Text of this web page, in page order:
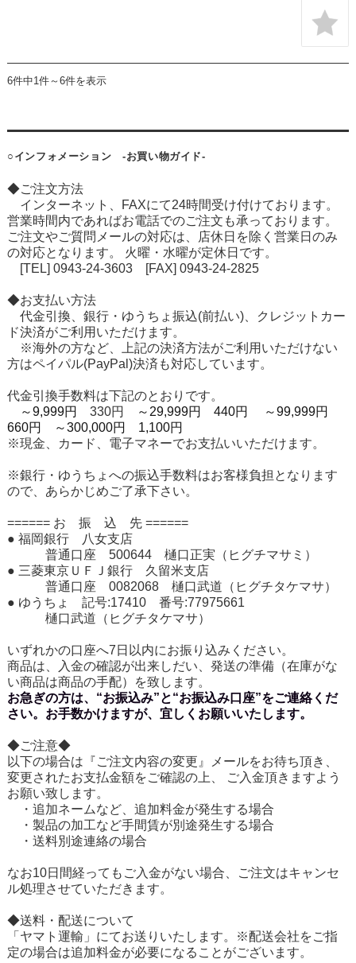
6件中1件～6件を表示
○インフォメーション -お買い物ガイド-
◆ご注文方法
インターネット、FAXにて24時間受け付けております。
営業時間内であればお電話でのご注文も承っております。
ご注文やご質問メールの対応は、店休日を除く営業日のみ
の対応となります。 火曜・水曜が定休日です。
[TEL] 0943-24-3603 [FAX] 0943-24-2825
◆お支払い方法
代金引換、銀行・ゆうちょ振込(前払い)、クレジットカー
ド決済がご利用いただけます。
※海外の方など、上記の決済方法がご利用いただけない
方はペイパル(PayPal)決済も対応しています。
代金引換手数料は下記のとおりです。
～9,999円 330円 ～29,999円 440円
～99,999円
660円
～300,000円 1,100円
※現金、カード、電子マネーでお支払いいただけます。
※銀行・ゆうちょへの振込手数料はお客様負担となります
ので、あらかじめご了承下さい。
====== お 振 込 先 ======
● 福岡銀行 八女支店
普通口座 500644 樋口正実（ヒグチマサミ）
● 三菱東京ＵＦＪ銀行 久留米支店
普通口座 0082068 樋口武道（ヒグチタケマサ）
● ゆうちょ 記号:17410 番号:77975661
樋口武道（ヒグチタケマサ）
いずれかの口座へ7日以内にお振り込みください。
商品は、入金の確認が出来しだい、発送の準備（在庫がな
い商品は商品の手配）を致します。
お急ぎの方は、“お振込み”と“お振込み口座”をご連絡くだ
さい。お手数かけますが、宜しくお願いいたします。
◆ご注意◆
以下の場合は『ご注文内容の変更』メールをお待ち頂き、
変更されたお支払金額をご確認の上、 ご入金頂きますよう
お願い致します。
・追加ネームなど、追加料金が発生する場合
・製品の加工など手間賃が別途発生する場合
・送料別途連絡の場合
なお10日間経ってもご入金がない場合、ご注文はキャンセ
ル処理させていただきます。
◆送料・配送について
「ヤマト運輸」にてお送りいたします。※配送会社をご指
定の場合は追加料金が必要になることがございます。